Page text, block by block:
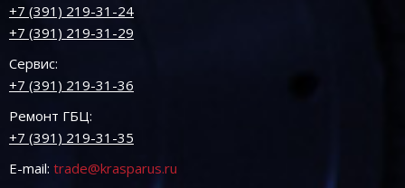
+7 (391) 219-31-24
+7 (391) 219-31-29
Сервис:
+7 (391) 219-31-36
Ремонт ГБЦ:
+7 (391) 219-31-35
E-mail: trade@krasparus.ru